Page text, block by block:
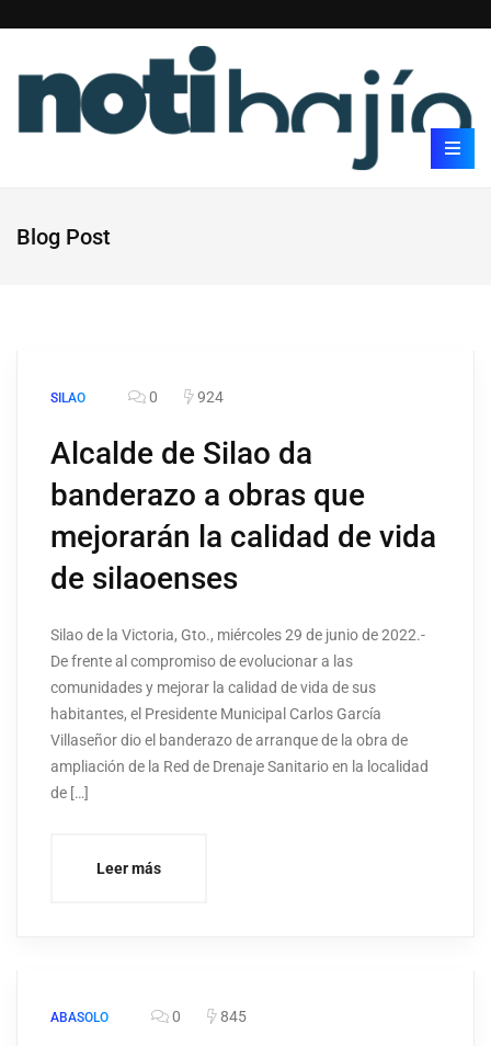
Blog Post
SILAO 0 924
Alcalde de Silao da
banderazo a obras que
mejorarán la calidad de vida
de silaoenses
Silao de la Victoria, Gto., miércoles 29 de junio de 2022.-
De frente al compromiso de evolucionar a las
comunidades y mejorar la calidad de vida de sus
habitantes, el Presidente Municipal Carlos García
Villaseñor dio el banderazo de arranque de la obra de
ampliación de la Red de Drenaje Sanitario en la localidad
de […]
Leer más
ABASOLO 0 845